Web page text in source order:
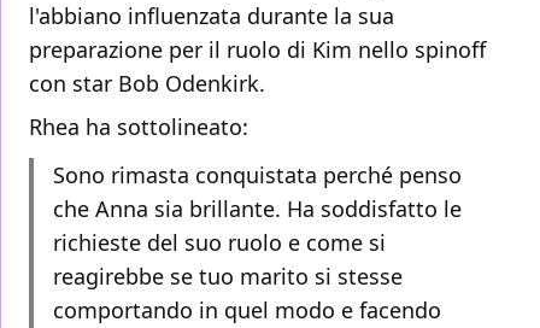
l'abbiano influenzata durante la sua
preparazione per il ruolo di Kim nello spinoff
con star Bob Odenkirk.
Rhea ha sottolineato:
Sono rimasta conquistata perché penso
che Anna sia brillante. Ha soddisfatto le
richieste del suo ruolo e come si
reagirebbe se tuo marito si stesse
comportando in quel modo e facendo